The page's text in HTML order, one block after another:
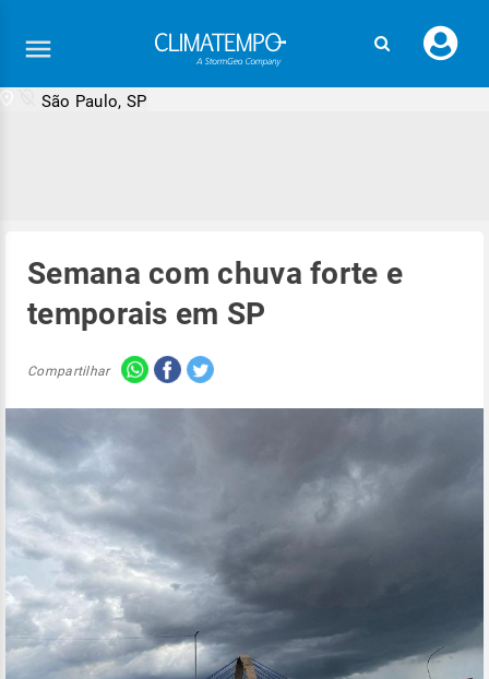
seu
São Paulo, SP
Semana com chuva forte e
temporais em SP
Compartilhar